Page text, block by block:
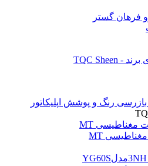
بازرسی رنگ و پوشش اپلیکاتور